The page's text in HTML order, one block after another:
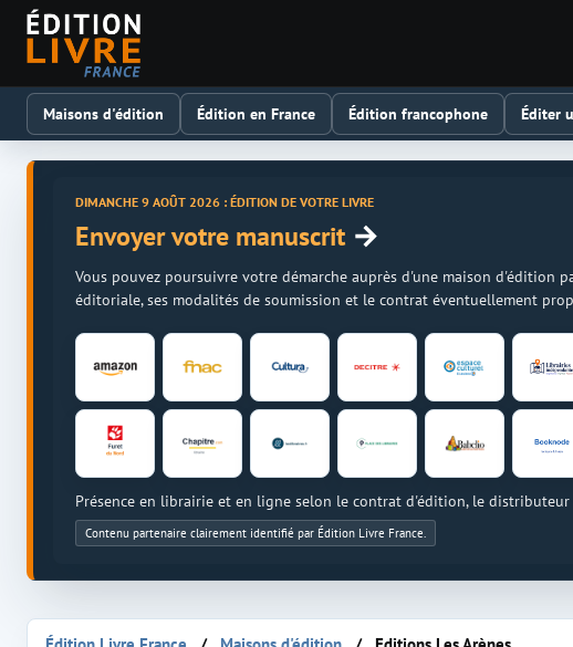
Maisons d'édition Édition en France Édition francophone Éditer
DIMANCHE 9 AOÛT 2026 : ÉDITION DE VOTRE LIVRE
Envoyer votre manuscrit →
Vous pouvez poursuivre votre démarche auprès d'une maison d'édition
éditoriale, ses modalités de soumission et le contrat éventuellement
Présence en librairie et en ligne selon le contrat d'édition, le
Contenu partenaire clairement identifié par Édition Livre France.